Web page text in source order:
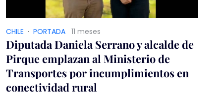
CHILE · PORTADA 11 meses
Diputada Daniela Serrano y alcalde de
Pirque emplazan al Ministerio de
Transportes por incumplimientos en
conectividad rural